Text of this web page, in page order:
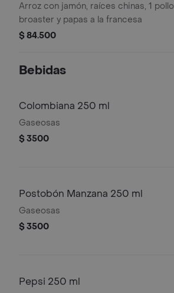
Arroz con jamón, raíces chinas, 1 pollo
broaster y papas a la francesa
$ 84.500
Bebidas
Colombiana 250 ml
Gaseosas
$ 3500
Postobón Manzana 250 ml
Gaseosas
$ 3500
Pepsi 250 ml